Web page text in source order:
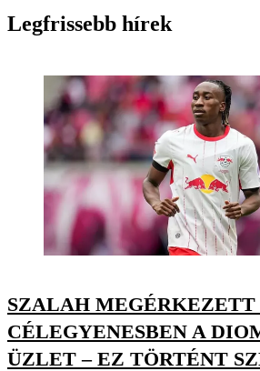
Legfrissebb hírek
SZALAH
CÉLEGYENESBEN A
ÜZLET – EZ TÖRTÉNT